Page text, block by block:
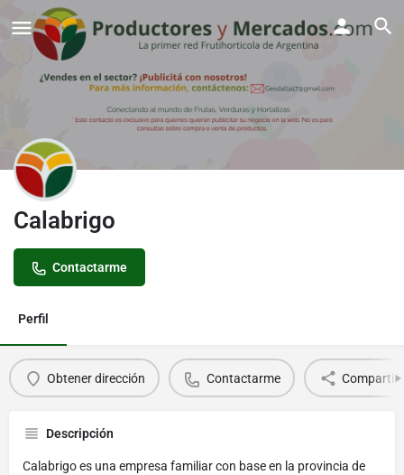
Calabrigo
Contactarme
Perfil
Obtener dirección Contactarme Compartir
Descripción
Calabrigo es una empresa familiar con base en la provincia de